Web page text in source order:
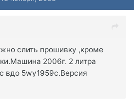
слить прошивку ,кроме
2006г. 2 литра
вдо 5wy1959c.Версия